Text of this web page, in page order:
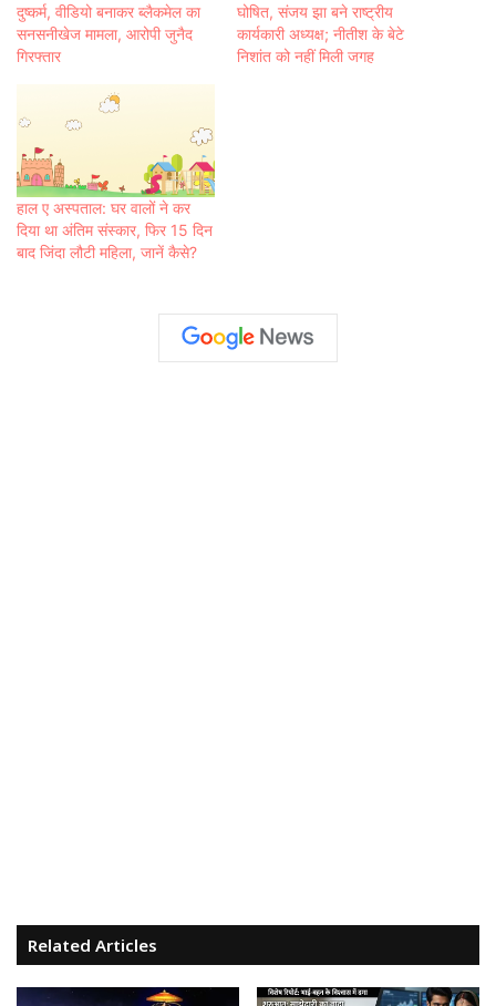
दुष्कर्म, वीडियो बनाकर ब्लैकमेल का
सनसनीखेज मामला, आरोपी जुनैद
गिरफ्तार
घोषित, संजय झा बने राष्ट्रीय
कार्यकारी अध्यक्ष; नीतीश के बेटे
निशांत को नहीं मिली जगह
हाल ए अस्पताल: घर वालों ने कर
दिया था अंतिम संस्कार, फिर 15 दिन
बाद जिंदा लौटी महिला, जानें कैसे?
Related Articles